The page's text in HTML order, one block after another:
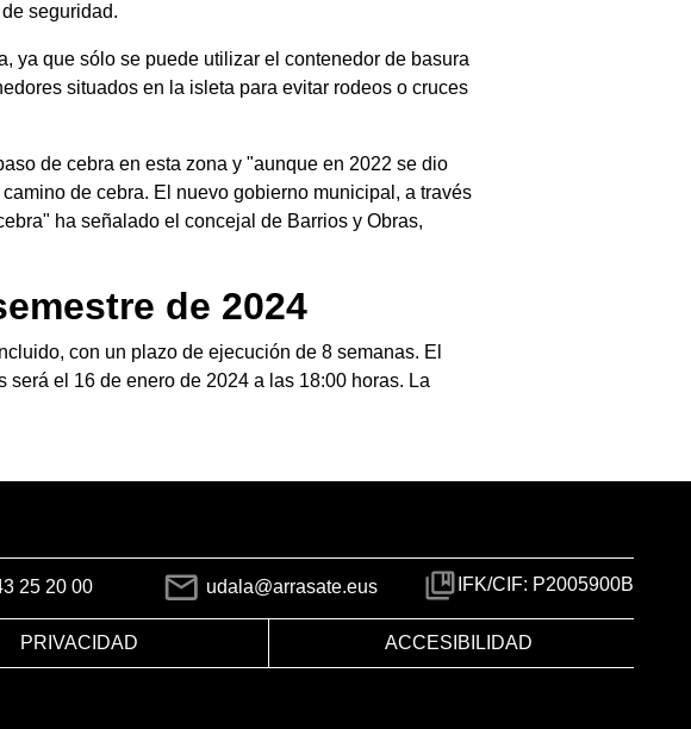
seguridad.
ya que sólo se puede utilizar el contenedor de basura
situados en la isleta para evitar rodeos o cruces
de cebra en esta zona y "aunque en 2022 se dio
de cebra. El nuevo gobierno municipal, a través
ha señalado el concejal de Barrios y Obras,
de 2024
con un plazo de ejecución de 8 semanas. El
el 16 de enero de 2024 a las 18:00 horas. La
25 20 00 udala@arrasate.eus IFK/CIF: P2005900B
PRIVACIDAD ACCESIBILIDAD